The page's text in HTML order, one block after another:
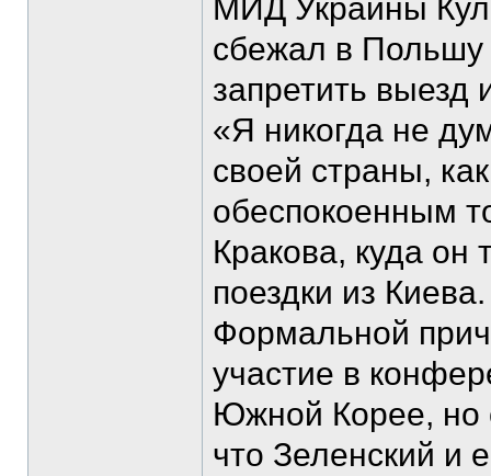
МИД Украины
сбежал в Польшу
запретить
«Я никогда не
своей страны,
обеспокоенным
Кракова, куда он
поездки из Киева.
Формальной
участие в
Южной Корее, но
что Зеленский и